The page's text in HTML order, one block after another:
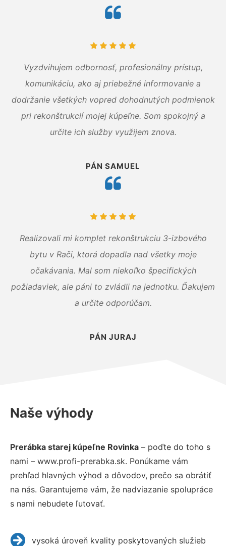
Vyzdvihujem odbornosť, profesionálny prístup,
komunikáciu, ako aj priebežné informovanie a
dodržanie všetkých vopred dohodnutých podmienok
pri rekonštrukcií mojej kúpeľne. Som spokojný a
určite ich služby využijem znova.
PÁN SAMUEL
Realizovali mi komplet rekonštrukciu 3-izbového
bytu v Rači, ktorá dopadla nad všetky moje
očakávania. Mal som niekoľko špecifických
požiadaviek, ale páni to zvládli na jednotku. Ďakujem
a určite odporúčam.
PÁN JURAJ
Naše výhody
Prerábka starej kúpeľne Rovinka – poďte do toho s
nami – www.profi-prerabka.sk. Ponúkame vám
prehľad hlavných výhod a dôvodov, prečo sa obrátiť
na nás. Garantujeme vám, že nadviazanie spolupráce
s nami nebudete ľutovať.
vysoká úroveň kvality poskytovaných služieb